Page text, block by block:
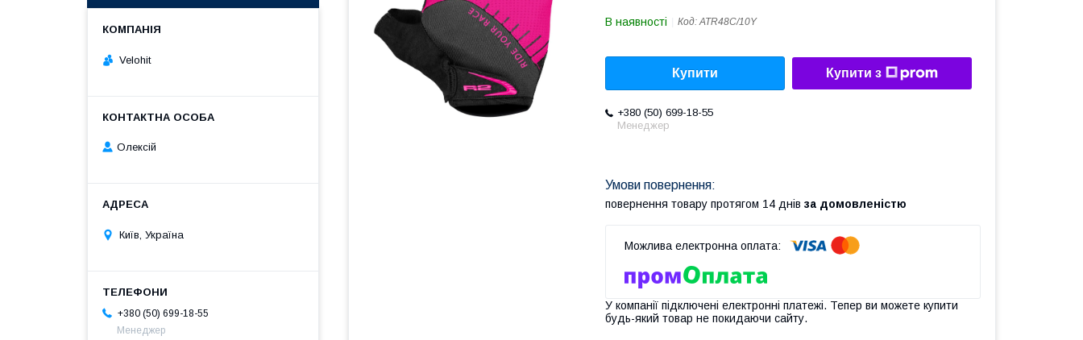
В наявності Код:ATR48C/10Y
Купити Купити з
+380 (50) 699-18-55
Менеджер
повернення товару протягом 14 днів за домовленістю
У компанії підключені електронні платежі. Тепер ви можете купити
будь-який товар не покидаючи сайту.
Velohit
Олексій
Київ, Україна
+380 (50) 699-18-55
Менеджер